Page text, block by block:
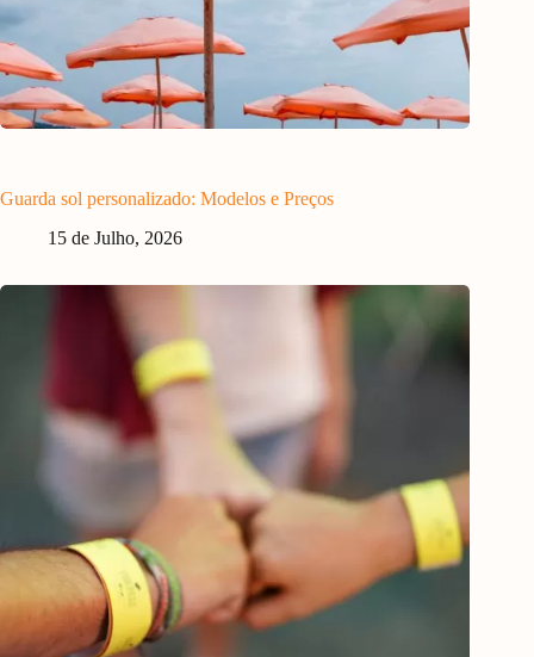
Guarda sol personalizado: Modelos e Preços
15 de Julho, 2026